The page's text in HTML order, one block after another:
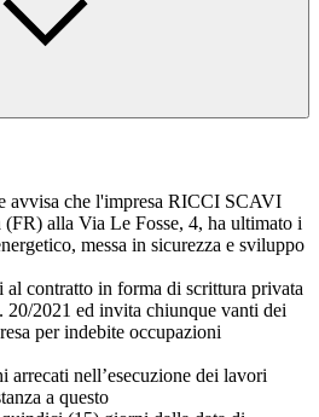
avvisa che l'impresa RICCI SCAVI
(FR) alla Via Le Fosse, 4, ha ultimato i
messa in sicurezza e sviluppo
contratto in forma di scrittura privata
2021 ed invita chiunque vanti dei
per indebite occupazioni
nell’esecuzione dei lavori
a questo